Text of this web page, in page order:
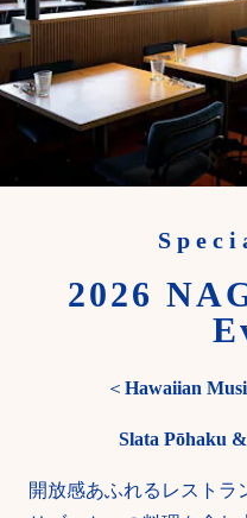
2026
＜ Hawaiian
Slata Pōhaku
開放感あふれるレストラ